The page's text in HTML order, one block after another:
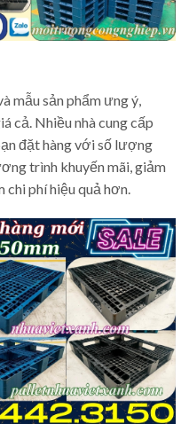
mẫu sản phẩm ưng ý,
cả. Nhiều nhà cung cấp
đặt hàng với số lượng
trình khuyến mãi, giảm
chi phí hiệu quả hơn.